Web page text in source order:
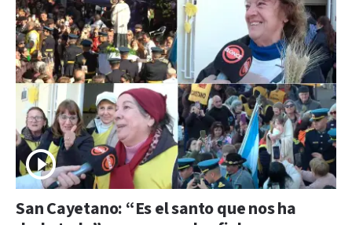
San Cayetano: “Es el santo que nos ha